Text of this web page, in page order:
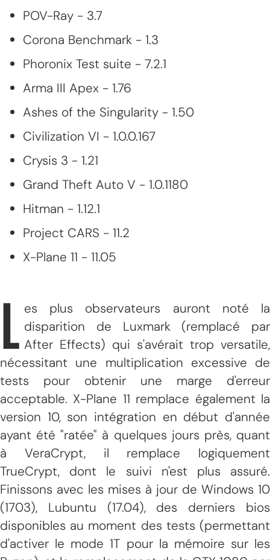
POV-Ray - 3.7
Corona Benchmark - 1.3
Phoronix Test suite - 7.2.1
Arma III Apex - 1.76
Ashes of the Singularity - 1.50
Civilization VI - 1.0.0.167
Crysis 3 - 1.21
Grand Theft Auto V - 1.0.1180
Hitman - 1.12.1
Project CARS - 11.2
X-Plane 11 - 11.05
L
es plus observateurs auront noté la
disparition de Luxmark (remplacé par
After Effects) qui s'avérait trop versatile,
nécessitant une multiplication excessive de
tests pour obtenir une marge d'erreur
acceptable. X-Plane 11 remplace également la
version 10, son intégration en début d'année
ayant été "ratée" à quelques jours près, quant
à VeraCrypt, il remplace logiquement
TrueCrypt, dont le suivi n'est plus assuré.
Finissons avec les mises à jour de Windows 10
(1703), Lubuntu (17.04), des derniers bios
disponibles au moment des tests (permettant
d'activer le mode 1T pour la mémoire sur les